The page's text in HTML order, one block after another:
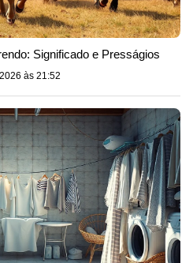
Significado e Presságios
às 21:52